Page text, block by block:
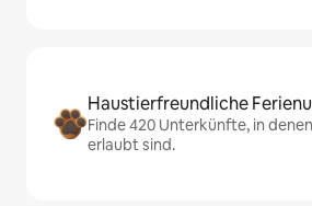
Haustierfreundliche
Finde 420 Unterkünfte, in
erlaubt sind.